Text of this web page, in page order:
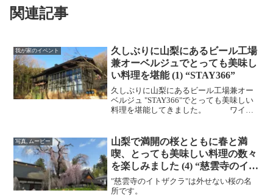
関連記事
我が家のイベント
久しぶりに山梨にあるビール工場
兼オーベルジュでとっても美味し
い料理を堪能 (1) “STAY366”
久しぶりに山梨にあるビール工場兼オー
ベルジュ "STAY366"でとっても美味しい
料理を堪能してきました。 ワイン
写真, ムービー
山梨で満開の桜とともに春と満
喫、とっても美味しい料理の数々
を楽しみました (4) “慈雲寺のイト
ザクラ”
"慈雲寺のイトザクラ"は外せない桜の名
所です。